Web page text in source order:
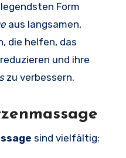
Form
aus langsamen,
die helfen, das
und ihre
zu verbessern.
sind vielfältig: